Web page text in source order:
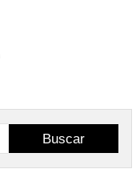
Buscar